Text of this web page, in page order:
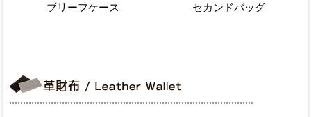
ブリーフケース セカンドバッグ